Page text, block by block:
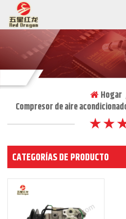
Hogar
Compresor de aire
★ ★
CATEGORÍAS DE PRODUCTO